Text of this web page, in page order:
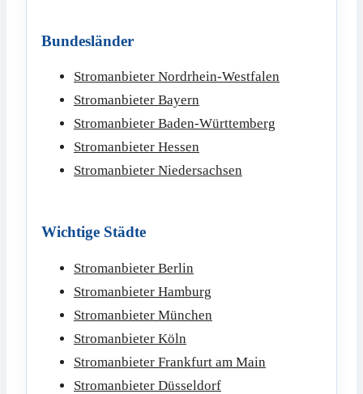
Bundesländer
Stromanbieter Nordrhein-Westfalen
Stromanbieter Bayern
Stromanbieter Baden-Württemberg
Stromanbieter Hessen
Stromanbieter Niedersachsen
Wichtige Städte
Stromanbieter Berlin
Stromanbieter Hamburg
Stromanbieter München
Stromanbieter Köln
Stromanbieter Frankfurt am Main
Stromanbieter Düsseldorf